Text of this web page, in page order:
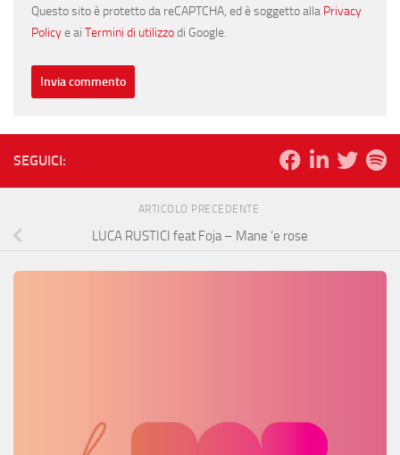
Questo sito è protetto da reCAPTCHA, ed è soggetto alla Privacy
Policye ai Termini di utilizzodi Google.
SEGUICI:
ARTICOLO PRECEDENTE
LUCA RUSTICI feat Foja – Mane ‘e rose